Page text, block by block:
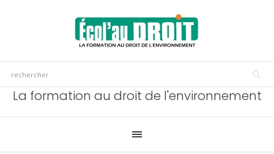
La formation au droit de l'environnement